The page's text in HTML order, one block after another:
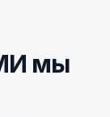
мы